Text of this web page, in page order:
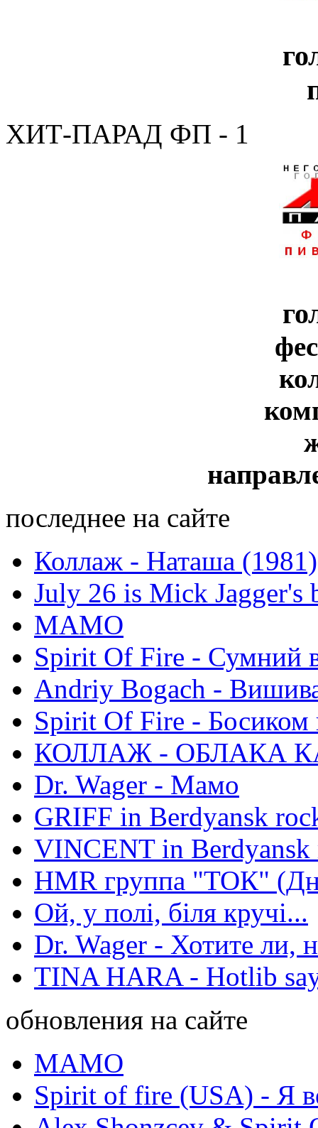
ХИТ-ПАРАД ФП - 1
последнее на сайте
Коллаж - Наташа (1981)
July 26 is Mick Jagger's
МАМО
Spirit Of Fire - Сумний
Andriy Bogach -
Spirit Of Fire - Босиком
КОЛЛАЖ - ОБЛАКА
Dr. Wager - Мамо
GRIFF in Berdyansk
VINCENT in
HMR группа "ТОК"
Ой, у полі, біля кручі...
Dr. Wager - Хотите ли,
TINA HARA - Hotlib
обновления на сайте
МАМО
Spirit of fire (USA) - Я